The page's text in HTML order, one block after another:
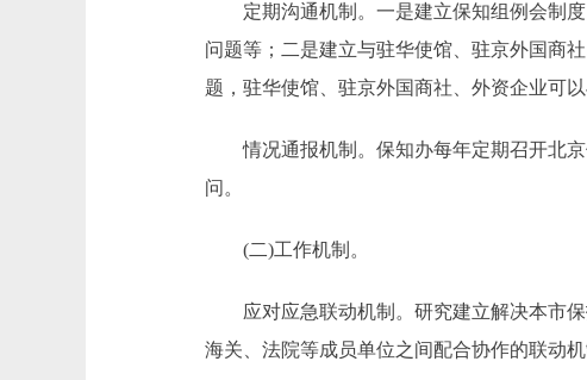
定期沟通机制。一是建立保知组例会制度
问题等；二是建立与驻华使馆、驻京外国商
题，驻华使馆、驻京外国商社、外资企业可
情况通报机制。保知办每年定期召开北京
问。
(二)工作机制。
应对应急联动机制。研究建立解决本市保
海关、法院等成员单位之间配合协作的联动机